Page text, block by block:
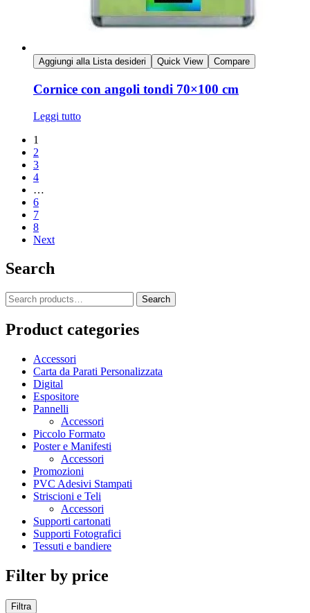
Aggiungi alla Lista desideri Quick View Compare
Cornice con angoli tondi 70×100 cm
Leggi tutto
1
2
3
4
…
6
7
8
Next
Search
Search
Product categories
Accessori
Carta da Parati Personalizzata
Digital
Espositore
Pannelli
Accessori
Piccolo Formato
Poster e Manifesti
Accessori
Promozioni
PVC Adesivi Stampati
Striscioni e Teli
Accessori
Supporti cartonati
Supporti Fotografici
Tessuti e bandiere
Filter by price
Filtra